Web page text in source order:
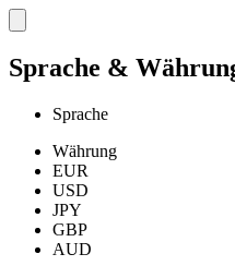
Sprache &
Sprache
Währung
EUR
USD
JPY
GBP
AUD